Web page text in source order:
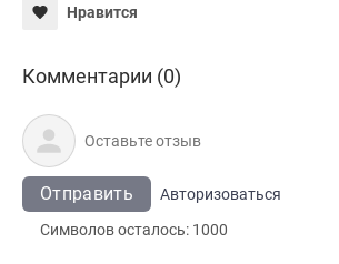
Нравится
Комментарии (0)
Отправить
Авторизоваться
Символов осталось: 1000